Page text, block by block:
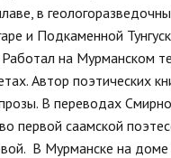
в
и Подкаменной
на Мурманском
Автор поэтических
В переводах
первой саамской
В Мурманске на